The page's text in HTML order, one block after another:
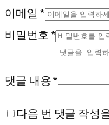
이메일 *
비밀번호 *
댓글 내용 *
다음 번 댓글 작성